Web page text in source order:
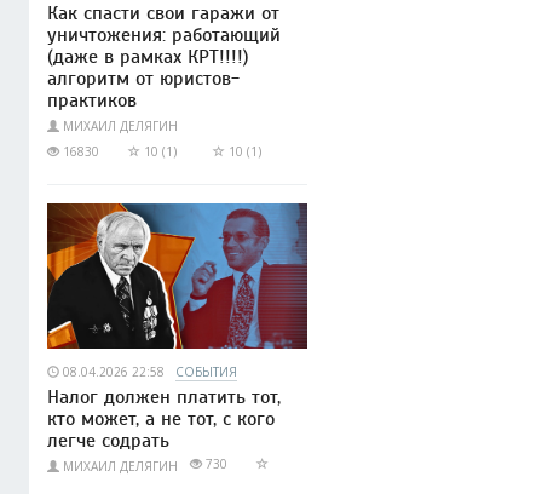
Как спасти свои гаражи от
уничтожения: работающий
(даже в рамках КРТ!!!!)
алгоритм от юристов-
практиков
МИХАИЛ ДЕЛЯГИН
16830
10 (1) 10 (1)
08.04.2026 22:58 СОБЫТИЯ
Налог должен платить тот,
кто может, а не тот, с кого
легче содрать
МИХАИЛ ДЕЛЯГИН 730